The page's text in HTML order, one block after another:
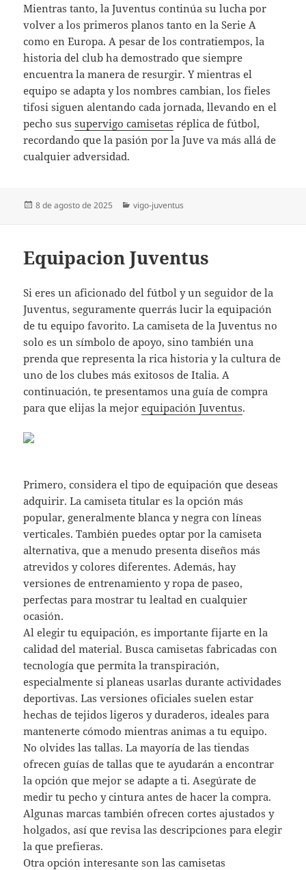
Mientras tanto, la Juventus continúa su lucha por
volver a los primeros planos tanto en la Serie A
como en Europa. A pesar de los contratiempos, la
historia del club ha demostrado que siempre
encuentra la manera de resurgir. Y mientras el
equipo se adapta y los nombres cambian, los fieles
tifosi siguen alentando cada jornada, llevando en el
pecho sussupervigo camisetas réplica de fútbol,
recordando que la pasión por la Juve va más allá de
cualquier adversidad.
Publicado
8 de agosto de 2025 Categorías
vigo-juventus
Equipacion Juventus
Si eres un aficionado del fútbol y un seguidor de la
Juventus, seguramente querrás lucir la equipación
de tu equipo favorito. La camiseta de la Juventus no
solo es un símbolo de apoyo, sino también una
prenda que representa la rica historia y la cultura de
uno de los clubes más exitosos de Italia. A
continuación, te presentamos una guía de compra
para que elijas la mejorequipación Juventus.
Primero, considera el tipo de equipación que deseas
adquirir. La camiseta titular es la opción más
popular, generalmente blanca y negra con líneas
verticales. También puedes optar por la camiseta
alternativa, que a menudo presenta diseños más
atrevidos y colores diferentes. Además, hay
versiones de entrenamiento y ropa de paseo,
perfectas para mostrar tu lealtad en cualquier
ocasión.
Al elegir tu equipación, es importante fijarte en la
calidad del material. Busca camisetas fabricadas con
tecnología que permita la transpiración,
especialmente si planeas usarlas durante actividades
deportivas. Las versiones oficiales suelen estar
hechas de tejidos ligeros y duraderos, ideales para
mantenerte cómodo mientras animas a tu equipo.
No olvides las tallas. La mayoría de las tiendas
ofrecen guías de tallas que te ayudarán a encontrar
la opción que mejor se adapte a ti. Asegúrate de
medir tu pecho y cintura antes de hacer la compra.
Algunas marcas también ofrecen cortes ajustados y
holgados, así que revisa las descripciones para elegir
la que prefieras.
Otra opción interesante son las camisetas